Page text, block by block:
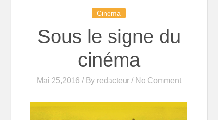
Cinéma
Sous le signe du
cinéma
Mai 25,2016 / By redacteur/ No Comment